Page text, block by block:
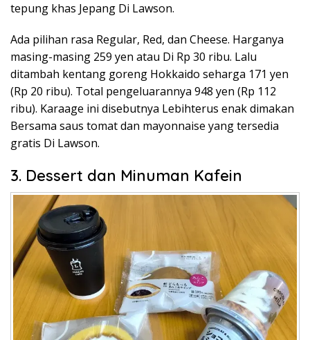
tepung khas Jepang Di Lawson.
Ada pilihan rasa Regular, Red, dan Cheese. Harganya
masing-masing 259 yen atau Di Rp 30 ribu. Lalu
ditambah kentang goreng Hokkaido seharga 171 yen
(Rp 20 ribu). Total pengeluarannya 948 yen (Rp 112
ribu). Karaage ini disebutnya Lebihterus enak dimakan
Bersama saus tomat dan mayonnaise yang tersedia
gratis Di Lawson.
3. Dessert dan Minuman Kafein